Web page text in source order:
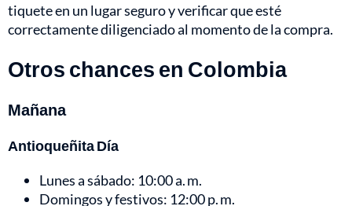
tiquete en un lugar seguro y verificar que esté
correctamente diligenciado al momento de la compra.
Otros chances en Colombia
Mañana
Antioqueñita Día
Lunes a sábado: 10:00 a. m.
Domingos y festivos: 12:00 p. m.